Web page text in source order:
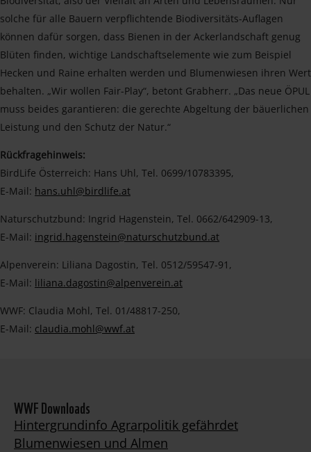
solche für alle Bauern verpflichtende Biodiversitäts-Auflagen
können dafür sorgen, dass Bienen in der Ackerlandschaft genug
Blüten finden, wichtige Landschaftselemente wie zum Beispiel
Hecken und Raine erhalten werden und Blumenwiesen ihren Wert
behalten. „Wir wollen Fair-Play“, betont Grabherr. „Das neue ÖPUL
muss beides garantieren: die gerechte Abgeltung der bäuerlichen
Leistung und den Schutz der Natur.“
Rückfragehinweis:
BirdLife Österreich: Hans Uhl, Tel. 0699/10783395,
E-Mail: hans.uhl@birdlife.at
Naturschutzbund: Ingrid Hagenstein, Tel. 0662/642909-13,
E-Mail: ingrid.hagenstein@naturschutzbund.at
Alpenverein: Liliana Dagostin, Tel. 0512/59547-91,
E-Mail: liliana.dagostin@alpenverein.at
WWF: Claudia Mohl, Tel. 01/48817-250,
E-Mail: claudia.mohl@wwf.at
WWF Downloads
Hintergrundinfo Agrarpolitik gefährdet
Blumenwiesen und Almen